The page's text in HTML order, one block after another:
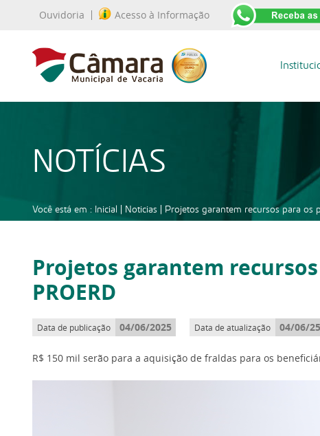
Ouvidoria Acesso à Informação
NOTÍCIAS
Você está em : Inicial Noticias Projetos garantem recursos para os
Projetos garantem
PROERD
Data de publicação 04/06/2025 Data de atualização 04/06/
R$ 150 mil serão para a aquisição de fraldas para os